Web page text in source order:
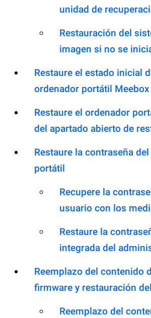
unidad de
Restauración del
imagen si no se
Restaure el estado inicial
ordenador portátil Meebox
Restaure el ordenador
del apartado abierto de
Restaure la contraseña
portátil
Recupere la
usuario con los
Restaure la
integrada del
Reemplazo del contenido
firmware y restauración
Reemplazo del